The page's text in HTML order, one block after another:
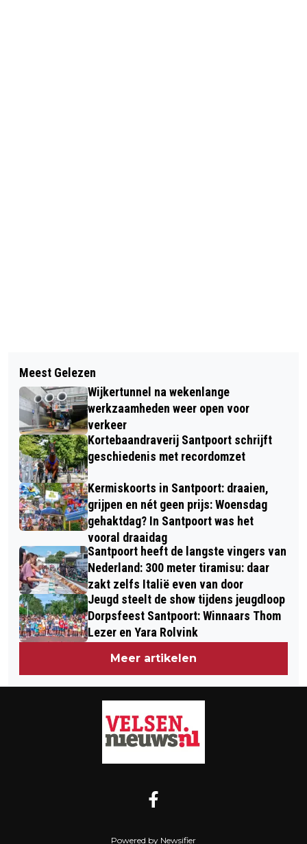
KUNST IN KENNEMERLAND "PROEF
KANON"
29 NIEUWE WONINGEN AAN DE
ZEEWEG IN IJMUIDEN
Meest Gelezen
Wijkertunnel na wekenlange
werkzaamheden weer open voor
verkeer
Kortebaandraverij Santpoort schrijft
geschiedenis met recordomzet
Kermiskoorts in Santpoort: draaien,
grijpen en nét geen prijs: Woensdag
gehaktdag? In Santpoort was het
vooral draaidag
Santpoort heeft de langste vingers van
Nederland: 300 meter tiramisu: daar
zakt zelfs Italië even van door
Jeugd steelt de show tijdens jeugdloop
Dorpsfeest Santpoort: Winnaars Thom
Lezer en Yara Rolvink
Meer artikelen
Powered by Newsifier